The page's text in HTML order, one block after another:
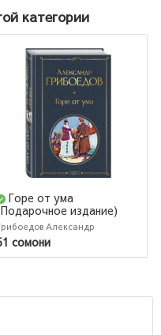
категории
Горе от ума
издание)
Александр
сомони